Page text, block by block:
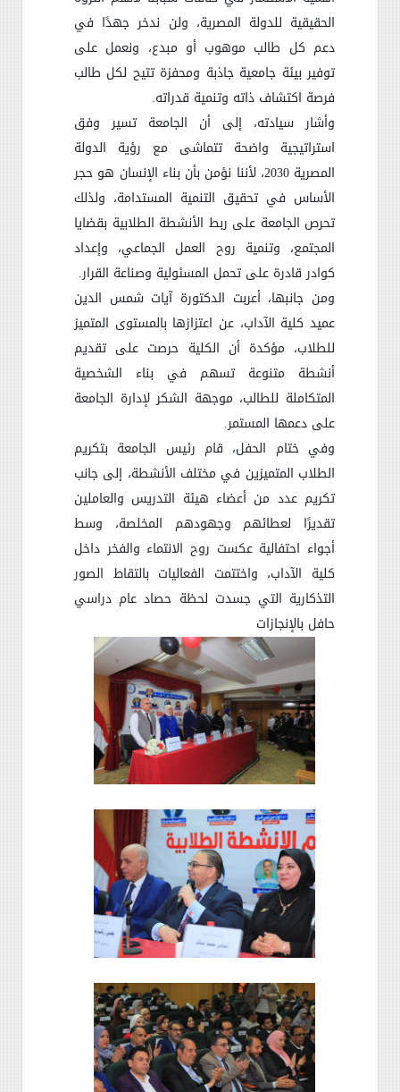
الحقيقية للدولة المصرية، ولن ندخر جهدًا في
دعم كل طالب موهوب أو مبدع، ونعمل على
توفير بيئة جامعية جاذبة ومحفزة تتيح لكل طالب
فرصة اكتشاف ذاته وتنمية قدراته.
وأشار سيادته، إلى أن الجامعة تسير وفق
استراتيجية واضحة تتماشى مع رؤية الدولة
المصرية 2030، لأننا نؤمن بأن بناء الإنسان هو حجر
الأساس في تحقيق التنمية المستدامة، ولذلك
تحرص الجامعة على ربط الأنشطة الطلابية بقضايا
المجتمع، وتنمية روح العمل الجماعي، وإعداد
كوادر قادرة على تحمل المسئولية وصناعة القرار.
ومن جانبها، أعربت الدكتورة آيات شمس الدين
عميد كلية الآداب، عن اعتزازها بالمستوى المتميز
للطلاب، مؤكدة أن الكلية حرصت على تقديم
أنشطة متنوعة تسهم في بناء الشخصية
المتكاملة للطالب، موجهة الشكر لإدارة الجامعة
على دعمها المستمر.
وفي ختام الحفل، قام رئيس الجامعة بتكريم
الطلاب المتميزين في مختلف الأنشطة، إلى جانب
تكريم عدد من أعضاء هيئة التدريس والعاملين
تقديرًا لعطائهم وجهودهم المخلصة، وسط
أجواء احتفالية عكست روح الانتماء والفخر داخل
كلية الآداب، واختتمت الفعاليات بالتقاط الصور
التذكارية التي جسدت لحظة حصاد عام دراسي
حافل بالإنجازات